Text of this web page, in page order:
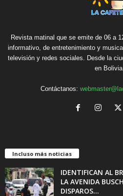
Revista matinal que se emite de 06 a
informativo, de entretenimiento y
televisión y redes sociales. Desde la
en Bolivia.
Contáctanos:
Incluso más noticias
IDENTIFICAN AL
LA AVENIDA
DISPAROS...